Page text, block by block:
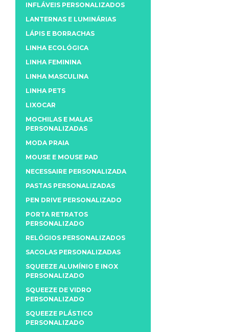
INFLÁVEIS PERSONALIZADOS
LANTERNAS E LUMINÁRIAS
LÁPIS E BORRACHAS
LINHA ECOLÓGICA
LINHA FEMININA
LINHA MASCULINA
LINHA PETS
LIXOCAR
MOCHILAS E MALAS
PERSONALIZADAS
MODA PRAIA
MOUSE E MOUSE PAD
NECESSAIRE PERSONALIZADA
PASTAS PERSONALIZADAS
PEN DRIVE PERSONALIZADO
PORTA RETRATOS
PERSONALIZADO
RELÓGIOS PERSONALIZADOS
SACOLAS PERSONALIZADAS
SQUEEZE ALUMÍNIO E INOX
PERSONALIZADO
SQUEEZE DE VIDRO
PERSONALIZADO
SQUEEZE PLÁSTICO
PERSONALIZADO